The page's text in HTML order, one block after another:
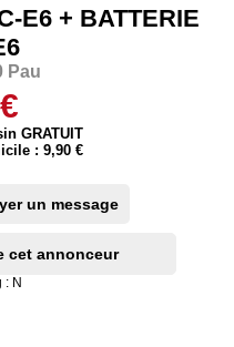
E6 + BATTERIE
Pau
GRATUIT
: 9,90 €
un message
cet annonceur
: N